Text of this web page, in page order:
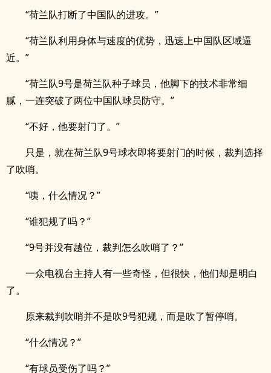
“荷兰队打断了中国队的进攻。”
“荷兰队利用身体与速度的优势，迅速上中国队区域逼
近。”
“荷兰队9号是荷兰队种子球员，他脚下的技术非常细
腻，一连突破了两位中国队球员防守。”
“不好，他要射门了。”
只是，就在荷兰队9号球衣即将要射门的时候，裁判选择
了吹哨。
“咦，什么情况？”
“谁犯规了吗？”
“9号并没有越位，裁判怎么吹哨了？”
一众电视台主持人有一些奇怪，但很快，他们却是明白
了。
原来裁判吹哨并不是吹9号犯规，而是吹了暂停哨。
“什么情况？”
“有球员受伤了吗？”